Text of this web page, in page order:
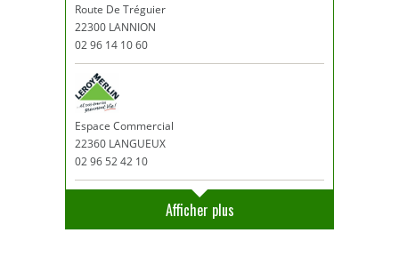
Route De Tréguier
22300 LANNION
02 96 14 10 60
Espace Commercial
22360 LANGUEUX
02 96 52 42 10
Afficher plus